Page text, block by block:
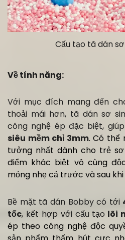
Cấu tạo tã dán
Về tính năng:
Với mục đích mang đến
thoải mái hơn, tã dán sơ
công nghệ ép đặc biệt, giúp
siêu mềm chỉ 3mm. Có thể
tưởng nhất dành cho trẻ
điểm khác biệt vô cùng
mỏng nhẹ cả trước và sau
Bề mặt tã dán Bobby có tới
tốc, kết hợp với cấu tạo lõi
ép theo công nghệ độc